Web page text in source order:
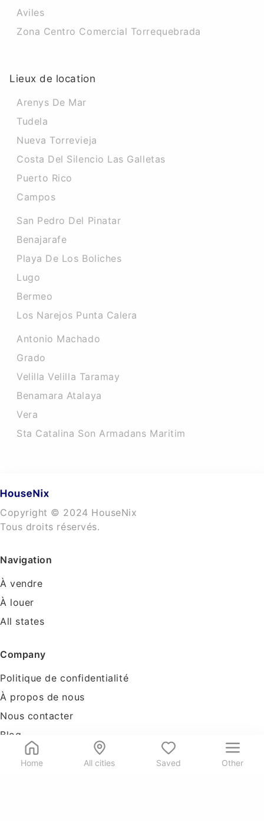
Home All cities Saved Other
Aviles
Zona Centro Comercial Torrequebrada
Lieux de location
Arenys De Mar
Tudela
Nueva Torrevieja
Costa Del Silencio Las Galletas
Puerto Rico
Campos
San Pedro Del Pinatar
Benajarafe
Playa De Los Boliches
Lugo
Bermeo
Los Narejos Punta Calera
Antonio Machado
Grado
Velilla Velilla Taramay
Benamara Atalaya
Vera
Sta Catalina Son Armadans Maritim
Copyright © 2024 HouseNix
Tous droits réservés.
Navigation
À vendre
À louer
All states
Company
Politique de confidentialité
À propos de nous
Nous contacter
Blog
Tools